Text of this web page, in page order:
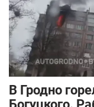
В Гродно